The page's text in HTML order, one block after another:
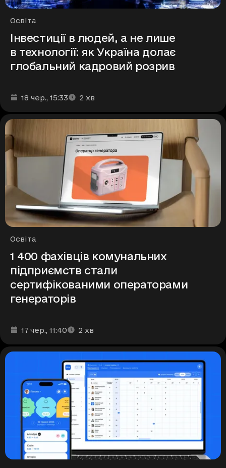
Рубрики
Освіта
Інвестиції в людей, а не лише
в технології: як Україна долає
глобальний кадровий розрив
Дата та час публікації
18 чер., 15:33
Час читання: 2 хв
Рубрики
Освіта
1 400 фахівців комунальних
підприємств стали
сертифікованими операторами
генераторів
Дата та час публікації
17 чер., 11:40
Час читання: 2 хв